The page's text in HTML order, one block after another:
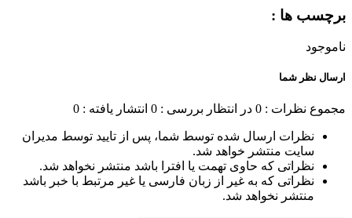
برچسب ها :
ناموجود
ارسال نظر شما
مجموع نظرات : 0 در انتظار بررسی : 0 انتشار یافته : 0
نظرات ارسال شده توسط شما، پس از تایید توسط مدیران
سایت منتشر خواهد شد.
نظراتی که حاوی تهمت یا افترا باشد منتشر نخواهد شد.
نظراتی که به غیر از زبان فارسی یا غیر مرتبط با خبر باشد
منتشر نخواهد شد.